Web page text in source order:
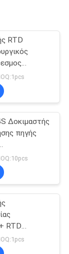
RTD
διεργασίας
Tc και
Δοκιμαστής
πηγής
RTD
πολλαπλών
μετρήσεων